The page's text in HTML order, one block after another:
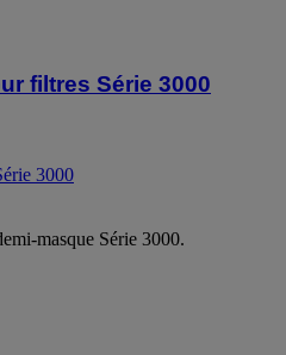
filtres Série 3000
3000
masque Série 3000.